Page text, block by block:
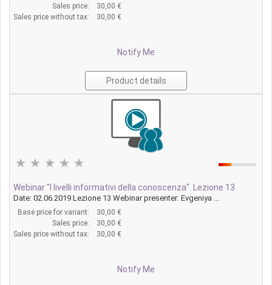
Sales price:
30,00 €
Sales price without tax:
30,00 €
Notify Me
Product details
Webinar "I livelli informativi della conoscenza". Lezione 13
Date: 02.06.2019 Lezione 13 Webinar presenter: Evgeniya ...
Base price for variant:
30,00 €
Sales price:
30,00 €
Sales price without tax:
30,00 €
Notify Me